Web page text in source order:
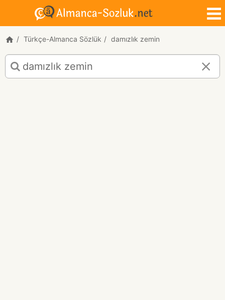
Türkçe-Almanca Sözlük damızlık zemin
damızlık
zemin
için